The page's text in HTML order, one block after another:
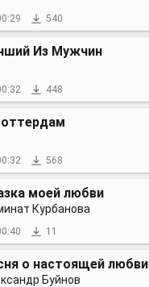
540
Из Мужчин
448
568
моей любви
Курбанова
11
о настоящей любви
Буйнов